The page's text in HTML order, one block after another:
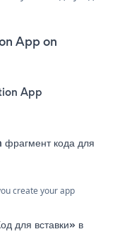
App on
App
кода для
create your app
для вставки» в